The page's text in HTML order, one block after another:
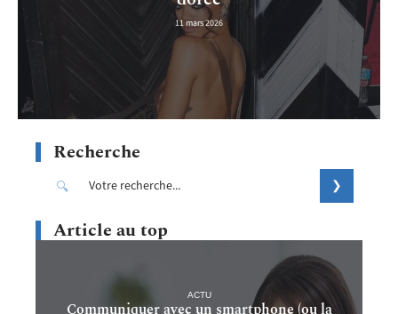
11 mars 2026
Recherche
Article au top
ACTU